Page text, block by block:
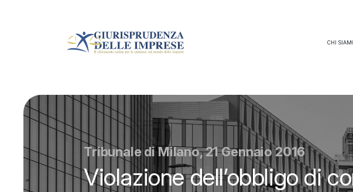
CHI
Tribunale di Milano, 21 Gennaio 2016
Violazione dell’obbligo di